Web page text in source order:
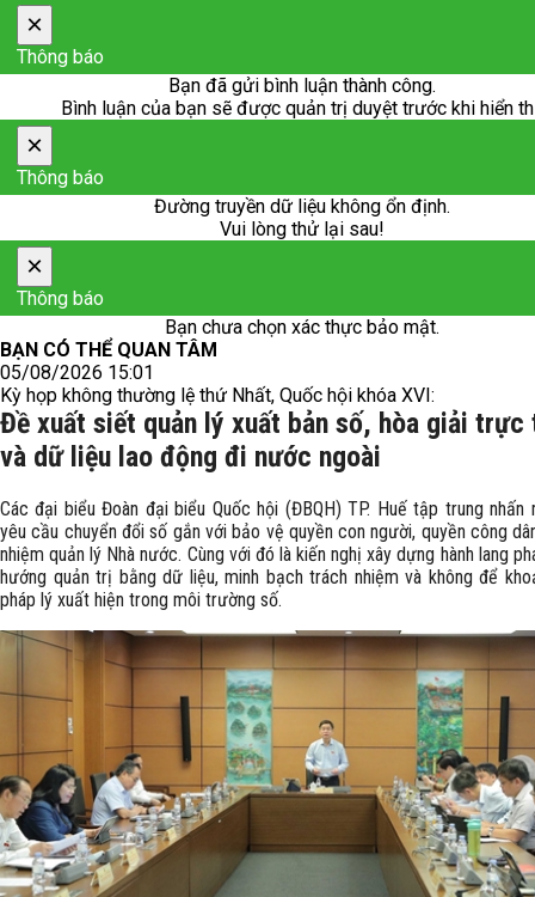
×
Thông báo
Bạn đã gửi bình luận thành công.
Bình luận của bạn sẽ được quản trị duyệt trước khi hiển
×
Thông báo
Đường truyền dữ liệu không ổn định.
Vui lòng thử lại sau!
×
Thông báo
Bạn chưa chọn xác thực bảo mật.
BẠN CÓ THỂ QUAN TÂM
05/08/2026 15:01
Kỳ họp không thường lệ thứ Nhất, Quốc hội khóa XVI:
Đề xuất siết quản lý xuất bản số, hòa giải trực
và dữ liệu lao động đi nước ngoài
Các đại biểu Đoàn đại biểu Quốc hội (ĐBQH) TP. Huế tập trung nhấn
yêu cầu chuyển đổi số gắn với bảo vệ quyền con người, quyền công
nhiệm quản lý Nhà nước. Cùng với đó là kiến nghị xây dựng hành lang
hướng quản trị bằng dữ liệu, minh bạch trách nhiệm và không để
pháp lý xuất hiện trong môi trường số.